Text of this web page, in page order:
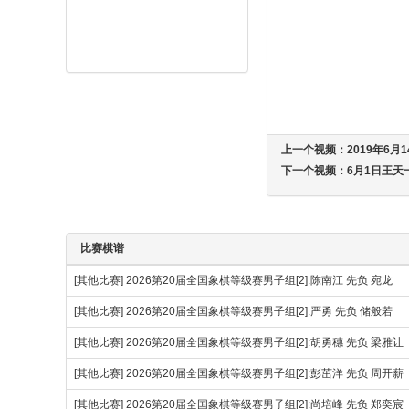
上一个视频： 2019年6月
下一个视频： 6月1日王天
比赛棋谱
[其他比赛] 2026第20届全国象棋等级赛男子组[2]:陈南江 先负 宛龙
[其他比赛] 2026第20届全国象棋等级赛男子组[2]:严勇 先负 储般若
[其他比赛] 2026第20届全国象棋等级赛男子组[2]:胡勇穗 先负 梁雅让
[其他比赛] 2026第20届全国象棋等级赛男子组[2]:彭茁洋 先负 周开薪
[其他比赛] 2026第20届全国象棋等级赛男子组[2]:尚培峰 先负 郑奕宸